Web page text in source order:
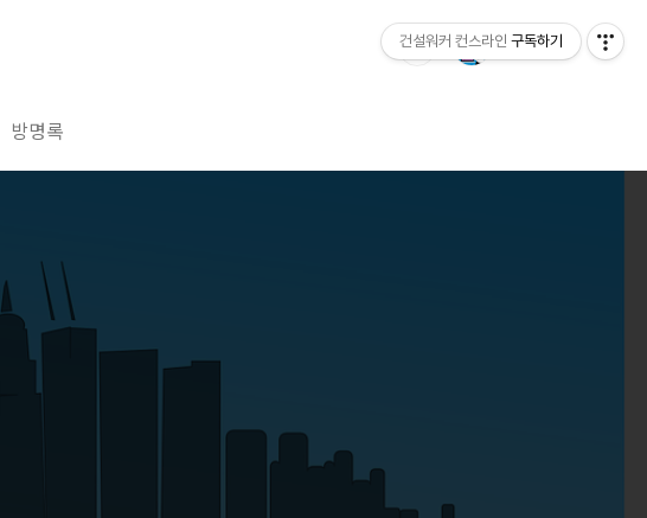
방명록
건설워커 컨스라인 구독하기